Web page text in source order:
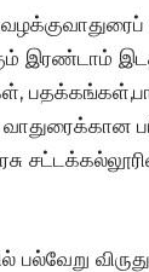
இரண்டாம்